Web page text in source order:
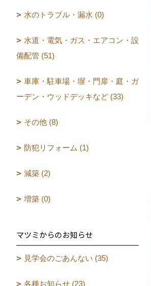
水のトラブル・漏水 (0)
水道・電気・ガス・エアコン・設
備配管 (51)
車庫・駐車場・塀・門扉・庭・ガ
ーデン・ウッドデッキなど (33)
その他 (8)
防犯リフォーム (1)
減築 (2)
増築 (0)
マツミからのお知らせ
見学会のごあんない (35)
各種お知らせ (23)